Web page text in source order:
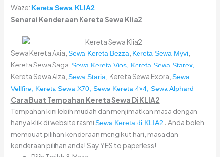
Waze: Kereta Sewa KLIA2
Senarai Kenderaan Kereta Sewa Klia2
Sewa Kereta Axia, Sewa Kereta Bezza Kereta Sewa Myvi,
Kereta Sewa Saga, Sewa Kereta Vios, Kereta Sewa Starex,
Kereta Sewa Alza, Sewa Staria, Kereta Sewa Exora, Sewa
Vellfire, Kereta Sewa X70, Sewa Kereta 4×4, Sewa Alphard
Cara Buat Tempahan Kereta Sewa Di KLIA2
Tempahan kini lebih mudah dan menjimatkan masa dengan
hanya klik di website rasmiSewa Kereta di KLIA2 . Anda boleh
membuat pilihan kenderaan mengikut hari, masa dan
kenderaan pilihan anda! Say YES to paperless!